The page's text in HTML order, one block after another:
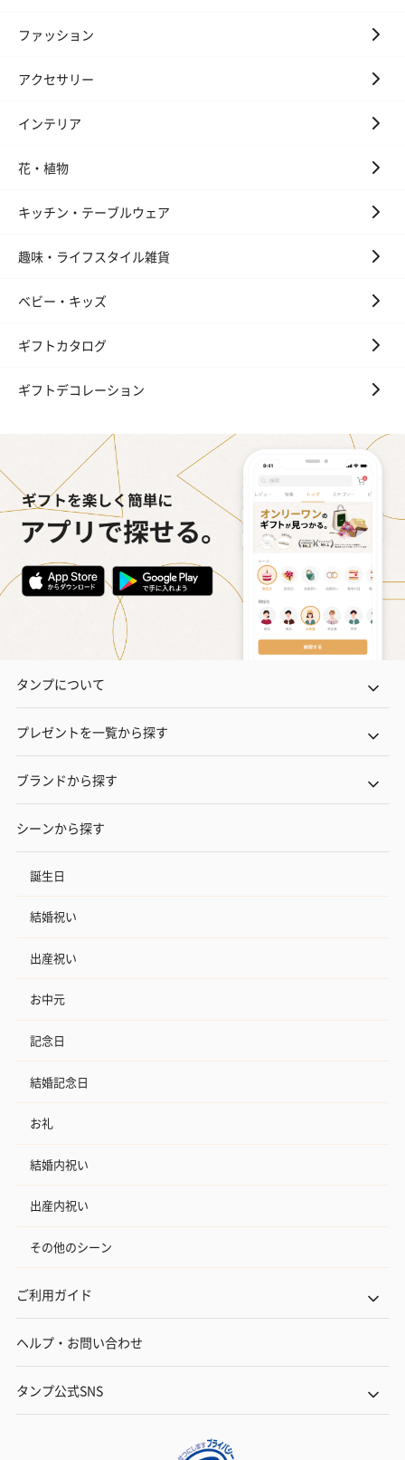
ファッション
アクセサリー
インテリア
花・植物
キッチン・テーブルウェア
趣味・ライフスタイル雑貨
ベビー・キッズ
ギフトカタログ
ギフトデコレーション
タンプについて
プレゼントを一覧から探す
ブランドから探す
シーンから探す
誕生日
結婚祝い
出産祝い
お中元
記念日
結婚記念日
お礼
結婚内祝い
出産内祝い
その他のシーン
ご利用ガイド
ヘルプ・お問い合わせ
タンプ公式SNS